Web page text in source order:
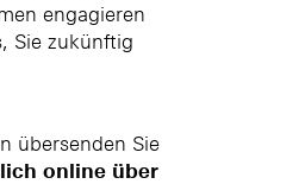
engagieren
Sie zukünftig
übersenden Sie
online über